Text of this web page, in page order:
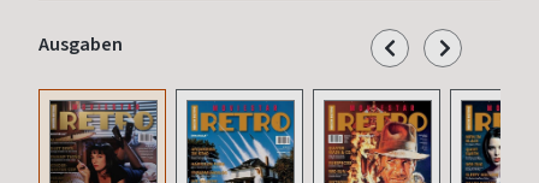
Ausgaben